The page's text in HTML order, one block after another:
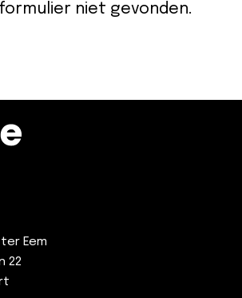
niet gevonden.
Eem
22